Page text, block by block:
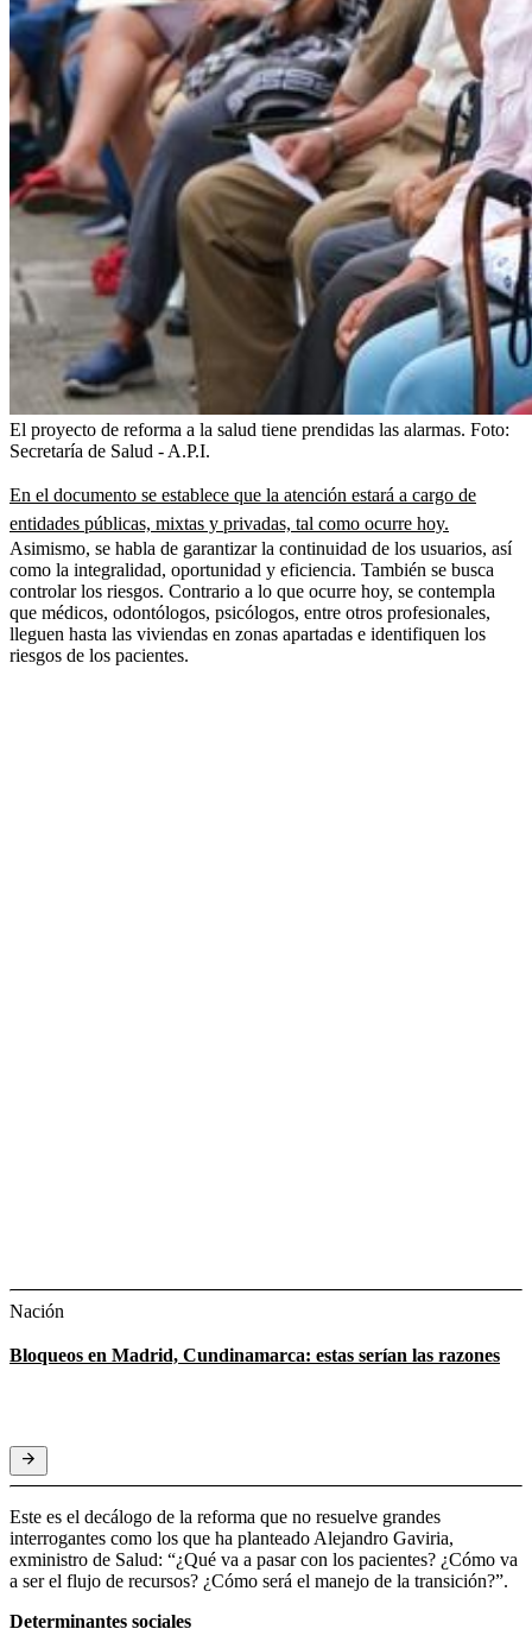
El proyecto de reforma a la salud tiene prendidas las alarmas. Foto:
Secretaría de Salud - A.P.I.
En el documento se establece que la atención estará a cargo de
entidades públicas, mixtas y privadas, tal como ocurre hoy.
Asimismo, se habla de garantizar la continuidad de los usuarios, así
como la integralidad, oportunidad y eficiencia. También se busca
controlar los riesgos. Contrario a lo que ocurre hoy, se contempla
que médicos, odontólogos, psicólogos, entre otros profesionales,
lleguen hasta las viviendas en zonas apartadas e identifiquen los
riesgos de los pacientes.
Nación
Bloqueos en Madrid, Cundinamarca: estas serían las razones
Este es el decálogo de la reforma que no resuelve grandes
interrogantes como los que ha planteado Alejandro Gaviria,
exministro de Salud: “¿Qué va a pasar con los pacientes? ¿Cómo va
a ser el flujo de recursos? ¿Cómo será el manejo de la transición?”.
Determinantes sociales